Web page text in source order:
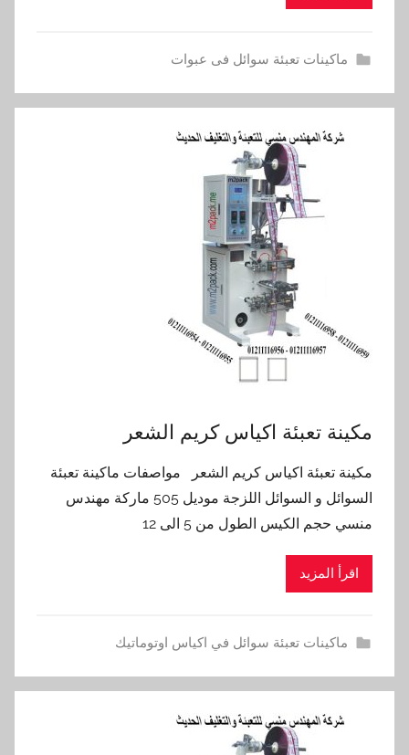
ماكينات تعبئة سوائل فى عبوات
مكينة تعبئة اكياس كريم الشعر
مكينة تعبئة اكياس كريم الشعر مواصفات ماكينة تعبئة
السوائل و السوائل اللزجة موديل 505 ماركة مهندس
منسي حجم الكيس الطول من 5 الى 12
اقرأ المزيد
ماكينات تعبئة سوائل في اكياس اوتوماتيك